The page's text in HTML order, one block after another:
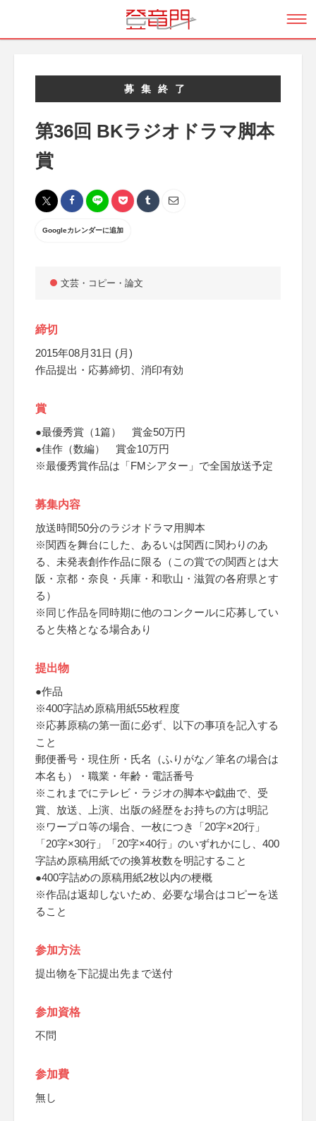
募集終了
第36回 BKラジオドラマ脚本
賞
Googleカレンダーに追加
文芸・コピー・論文
締切
2015年08月31日 (月)
作品提出・応募締切、消印有効
賞
●最優秀賞（1篇） 賞金50万円
●佳作（数編） 賞金10万円
※最優秀賞作品は「FMシアター」で全国放送予定
募集内容
放送時間50分のラジオドラマ用脚本
※関西を舞台にした、あるいは関西に関わりのあ
る、未発表創作作品に限る（この賞での関西とは大
阪・京都・奈良・兵庫・和歌山・滋賀の各府県とす
る）
※同じ作品を同時期に他のコンクールに応募してい
ると失格となる場合あり
提出物
●作品
※400字詰め原稿用紙55枚程度
※応募原稿の第一面に必ず、以下の事項を記入する
こと
郵便番号・現住所・氏名（ふりがな／筆名の場合は
本名も）・職業・年齢・電話番号
※これまでにテレビ・ラジオの脚本や戯曲で、受
賞、放送、上演、出版の経歴をお持ちの方は明記
※ワープロ等の場合、一枚につき「20字×20行」
「20字×30行」「20字×40行」のいずれかにし、400
字詰め原稿用紙での換算枚数を明記すること
●400字詰めの原稿用紙2枚以内の梗概
※作品は返却しないため、必要な場合はコピーを送
ること
参加方法
提出物を下記提出先まで送付
参加資格
不問
参加費
無し